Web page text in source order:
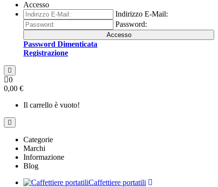
Accesso
Indirizzo E-Mail:
Password:
Accesso
Password Dimenticata
Registrazione
0
0,00 €
Il carrello è vuoto!
Categorie
Marchi
Informazione
Blog
Caffettiere portatili